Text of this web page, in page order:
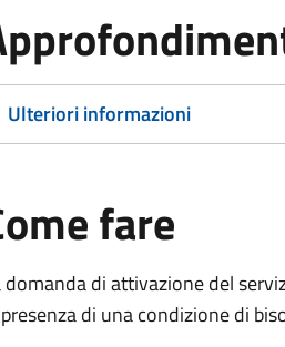
Ulteriori informazioni
fare
domanda di attivazione del
di una condizione di